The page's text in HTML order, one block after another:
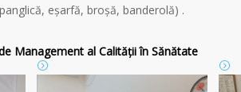
eșarfă, broșă, banderolă) .
Management al Calității în Sănătate